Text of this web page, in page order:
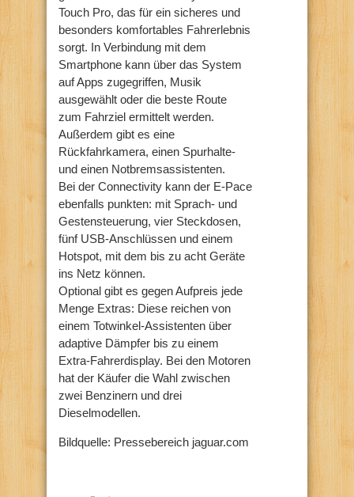
Touch Pro, das für ein sicheres und
besonders komfortables Fahrerlebnis
sorgt. In Verbindung mit dem
Smartphone kann über das System
auf Apps zugegriffen, Musik
ausgewählt oder die beste Route
zum Fahrziel ermittelt werden.
Außerdem gibt es eine
Rückfahrkamera, einen Spurhalte-
und einen Notbremsassistenten.
Bei der Connectivity kann der E-Pace
ebenfalls punkten: mit Sprach- und
Gestensteuerung, vier Steckdosen,
fünf USB-Anschlüssen und einem
Hotspot, mit dem bis zu acht Geräte
ins Netz können.
Optional gibt es gegen Aufpreis jede
Menge Extras: Diese reichen von
einem Totwinkel-Assistenten über
adaptive Dämpfer bis zu einem
Extra-Fahrerdisplay. Bei den Motoren
hat der Käufer die Wahl zwischen
zwei Benzinern und drei
Dieselmodellen.
Bildquelle: Pressebereich jaguar.com